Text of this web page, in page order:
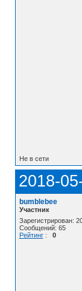
Не в сети
2018-
bumblebee
Участник
Зарегистрирован:
Сообщений: 65
Рейтинг: 0